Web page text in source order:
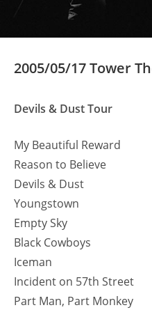
2005/05/17 Tower
Devils & Dust Tour
My Beautiful Reward
Reason to Believe
Devils & Dust
Youngstown
Empty Sky
Black Cowboys
Iceman
Incident on 57th Street
Part Man, Part Monkey